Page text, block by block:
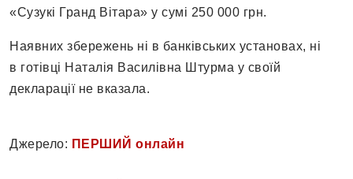
«Сузукі Гранд Вітара» у сумі 250 000 грн.
Наявних збережень ні в банківських установах, ні
в готівці Наталія Василівна Штурма у своїй
декларації не вказала.
Джерело: ПЕРШИЙ онлайн